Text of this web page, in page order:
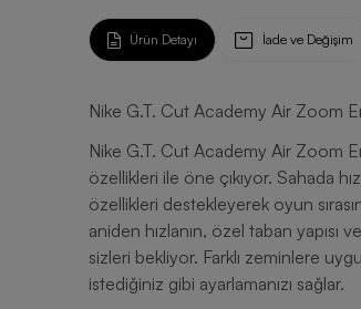
Ürün Detayı İade ve Değişim
Nike G.T. Cut Academy Air Zoom
Nike G.T. Cut Academy Air Zoom
özellikleri ile öne çıkıyor. Sahada
özellikleri destekleyerek oyun
aniden hızlanın, özel taban
sizleri bekliyor. Farklı zeminlere
istediğiniz gibi ayarlamanızı sağlar.